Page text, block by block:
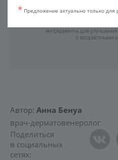
Автор: Анна Бенуа
врач-дерматовенеролог
Поделиться
в социальных
сетях:
* Предложение актуально только для